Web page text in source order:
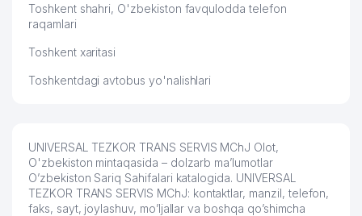
Toshkent shahri, O'zbekiston favqulodda telefon
raqamlari
Toshkent xaritasi
Toshkentdagi avtobus yo'nalishlari
UNIVERSAL TEZKOR TRANS SERVIS MChJ Olot,
O'zbekiston mintaqasida – dolzarb ma’lumotlar
O’zbekiston Sariq Sahifalari katalogida. UNIVERSAL
TEZKOR TRANS SERVIS MChJ: kontaktlar, manzil, telefon,
faks, sayt, joylashuv, mo’ljallar va boshqa qo’shimcha